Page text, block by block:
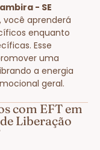
- SE
, você aprenderá
enquanto
Esse
uma
a energia
geral.
com EFT em
Liberação